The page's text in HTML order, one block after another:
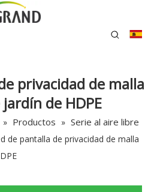
privacidad de malla
de HDPE
» Productos » Serie al aire libre
de pantalla de privacidad de malla